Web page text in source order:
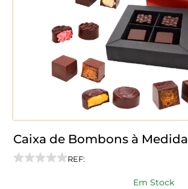
Caixa de Bombons à Medida
REF:
Em Stock